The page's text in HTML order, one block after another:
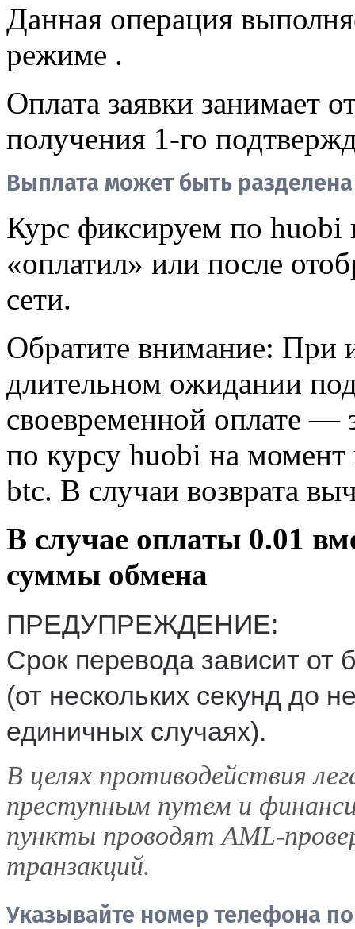
Данная операция
режиме .
Оплата заявки занимает
получения 1-го
Выплата может быть
Курс фиксируем по huobi
«оплатил» или после
сети.
Обратите внимание: При
длительном ожидании
своевременной оплате —
по курсу huobi на
btc. В случаи возврата
В случае оплаты 0.01
суммы обмена
ПРЕДУПРЕЖДЕНИЕ:
Срок перевода зависит от
(от нескольких секунд до
единичных случаях).
В целях противодействия
преступным путем и
пункты проводят AML-
транзакций.
Указывайте номер телефона